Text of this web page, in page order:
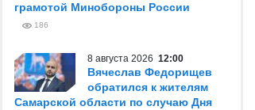
грамотой Минобороны России
186
8 августа 2026 12:00
Вячеслав Федорищев
обратился к жителям
Самарской области по случаю Дня